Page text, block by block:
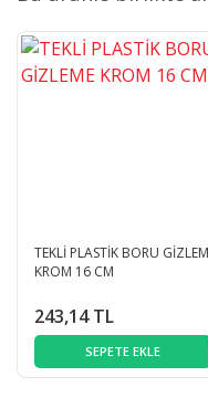
TEKLİ PLASTİK BORU
KROM 16 CM
243,14 TL
SEPETE EKLE